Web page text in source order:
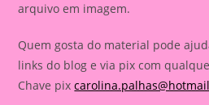
arquivo em imagem.
Quem gosta do material pode
links do blog e via pix com
Chave pix